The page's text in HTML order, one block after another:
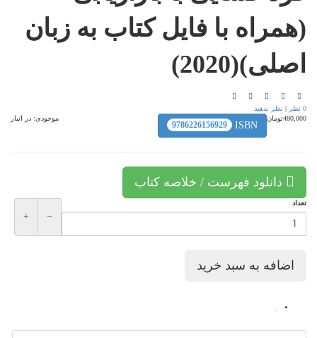
(همراه با فایل کتاب به زبان
اصلی)(2020)
| نظر بدهید
موجودی: در انبار 480,000تومان
ISBN
9786226156929
دانلود فهرست / خلاصه کتاب
تعداد
−
+